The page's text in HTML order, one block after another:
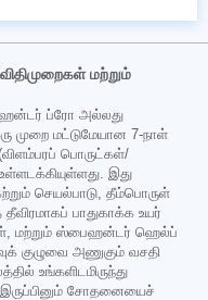
மற்றும்
ப்ரோ அல்லது
முறை மட்டுமேயான 7-நாள்
பொருட்கள்/
இது
செயல்பாடு, தீம்பொருள்
பாதுகாக்க உயர்
மற்றும் ஸ்பைஹன்டர் ஹெல்ப்
குழுவை அணுகும் வசதி
உங்களிடமிருந்து
சோதனையைச்